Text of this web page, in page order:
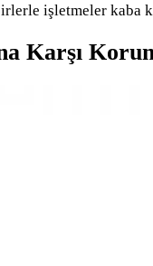
işletmeler kaba
Karşı